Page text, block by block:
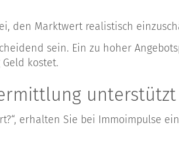
den Marktwert realistisch
sein. Ein zu hoher
kostet.
unterstützt
erhalten Sie bei Immoimpulse